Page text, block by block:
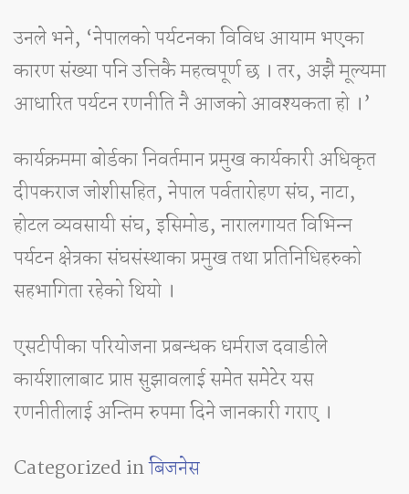
उनले भने, ‘नेपालको पर्यटनका विविध आयाम भएका
कारण संख्या पनि उत्तिकै महत्वपूर्ण छ । तर, अझै मूल्यमा
आधारित पर्यटन रणनीति नै आजको आवश्यकता हो ।’
कार्यक्रममा बोर्डका निवर्तमान प्रमुख कार्यकारी अधिकृत
दीपकराज जोशीसहित, नेपाल पर्वतारोहण संघ, नाटा,
होटल व्यवसायी संघ, इसिमोड, नारालगायत विभिन्‍न
पर्यटन क्षेत्रका संघसंस्थाका प्रमुख तथा प्रतिनिधिहरुको
सहभागिता रहेको थियो ।
एसटीपीका परियोजना प्रबन्धक धर्मराज दवाडीले
कार्यशालाबाट प्राप्त सुझावलाई समेत समेटेर यस
रणनीतीलाई अन्तिम रुपमा दिने जानकारी गराए ।
Categorized inबिजनेस